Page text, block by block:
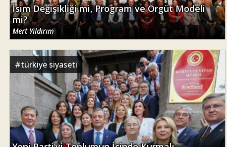
İsim Değişikliği mi, Program ve Örgüt Modeli
mi?
Mert Yıldırım
#türkiye siyaseti